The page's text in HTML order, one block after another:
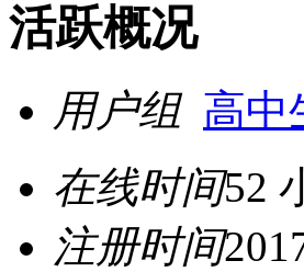
活跃概况
用户组 高中
在线时间52
注册时间